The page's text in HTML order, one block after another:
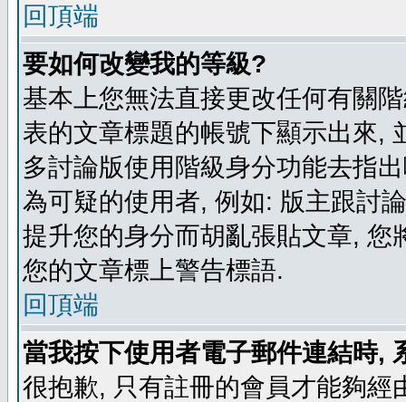
回頂端
要如何改變我的等級?
基本上您無法直接更改任何有關
表的文章標題的帳號下顯示出來,
多討論版使用階級身分功能去指
為可疑的使用者, 例如: 版主跟討
提升您的身分而胡亂張貼文章,
您的文章標上警告標語.
回頂端
當我按下使用者電子郵件連結時,
很抱歉, 只有註冊的會員才能夠